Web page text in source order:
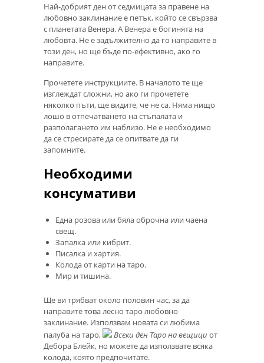
Най-добрият ден от седмицата за правене на
любовно заклинание е петък, който се свързва
с планетата Венера. А Венера е богинята на
любовта. Не е задължително да го направите в
този ден, но ще бъде по-ефективно, ако го
направите.
Прочетете инструкциите. В началото те ще
изглеждат сложни, но ако ги прочетете
няколко пъти, ще видите, че не са. Няма нищо
лошо в отпечатването на стъпалата и
разполагането им наблизо. Не е необходимо
да се стресирате да се опитвате да ги
запомните.
Необходими
консумативи
Една розова или бяла оброчна или чаена
свещ.
Запалка или кибрит.
Писалка и хартия.
Колода от карти на таро.
Мир и тишина.
Ще ви трябват около половин час, за да
направите това лесно таро любовно
заклинание. Използвам новата си любима
палуба на таро,
Всеки ден Таро на вещици от
Дебора Блейк, но можете да използвате всяка
колода, която предпочитате.